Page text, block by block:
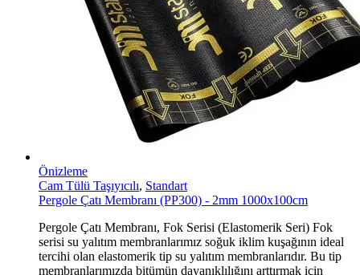
Önizleme
Cam Tülü Taşıyıcılı, Standart
Pergole Çatı Membranı (PP300) - 2mm 1000x100cm
Pergole Çatı Membranı, Fok Serisi (Elastomerik Seri) Fok
serisi su yalıtım membranlarımız soğuk iklim kuşağının ideal
tercihi olan elastomerik tip su yalıtım membranlarıdır. Bu tip
membranlarımızda bitümün dayanıklılığını arttırmak için